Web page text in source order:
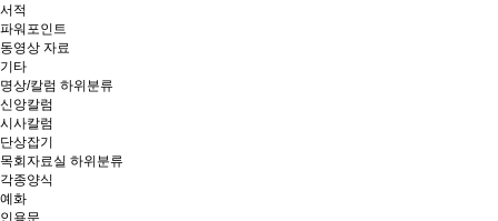
서적
파워포인트
동영상 자료
기타
명상/칼럼 하위분류
신앙칼럼
시사칼럼
단상잡기
목회자료실 하위분류
각종양식
예화
인용문